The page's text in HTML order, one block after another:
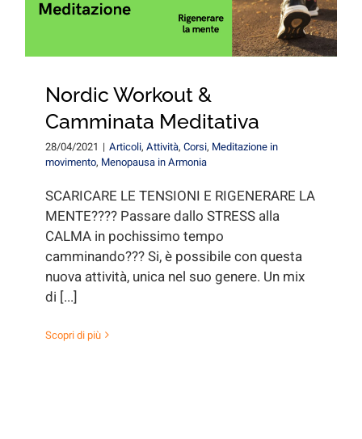
Nordic Workout &
Camminata Meditativa
28/04/2021 | Articoli, Attività, Corsi, Meditazione in
movimento, Menopausa in Armonia
SCARICARE LE TENSIONI E RIGENERARE LA
MENTE???? Passare dallo STRESS alla
CALMA in pochissimo tempo
camminando??? Si, è possibile con questa
nuova attività, unica nel suo genere. Un mix
di [...]
Scopri di più